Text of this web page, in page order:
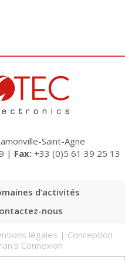
Saint-Agne
| Fax: +33 (0)5 61 39 25 13
d’activités
nous
légales | Conception
Connexion